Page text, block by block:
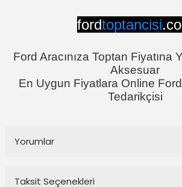
fordtoptancisi
Ford Aracınıza Toptan Fiyatına
Aksesuar
En Uygun Fiyatlara Online
Tedarikçisi
Yorumlar
Taksit Seçenekleri